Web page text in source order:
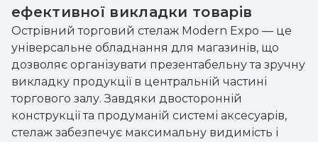
ефективної викладки товарів
Острівний торговий стелаж Modern Expo — це
універсальне обладнання для магазинів, що
дозволяє організувати презентабельну та зручну
викладку продукції в центральній частині
торгового залу. Завдяки двосторонній
конструкції та продуманій системі аксесуарів,
стелаж забезпечує максимальну видимість і